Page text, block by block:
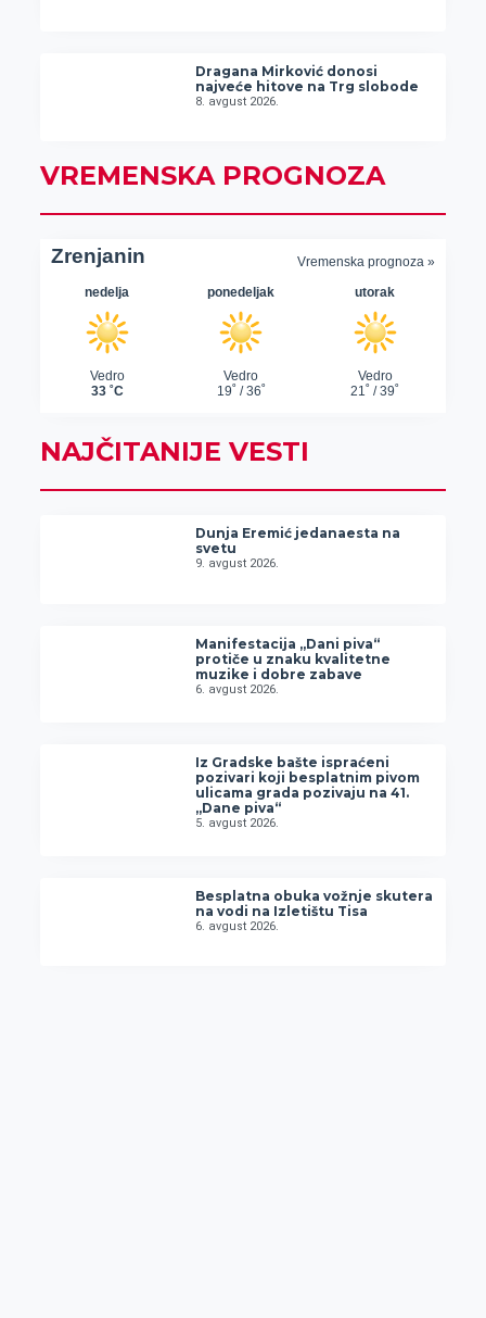
Dragana Mirković donosi
najveće hitove na Trg slobode
8. avgust 2026.
VREMENSKA PROGNOZA
NAJČITANIJE VESTI
Dunja Eremić jedanaesta na
svetu
9. avgust 2026.
Manifestacija „Dani piva“
protiče u znaku kvalitetne
muzike i dobre zabave
6. avgust 2026.
Iz Gradske bašte ispraćeni
pozivari koji besplatnim pivom
ulicama grada pozivaju na 41.
„Dane piva“
5. avgust 2026.
Besplatna obuka vožnje skutera
na vodi na Izletištu Tisa
6. avgust 2026.